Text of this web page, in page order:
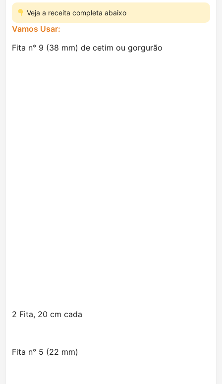
Veja a receita completa abaixo
Vamos Usar:
Fita n° 9 (38 mm) de cetim ou gorgurão
2 Fita, 20 cm cada
Fita n° 5 (22 mm)